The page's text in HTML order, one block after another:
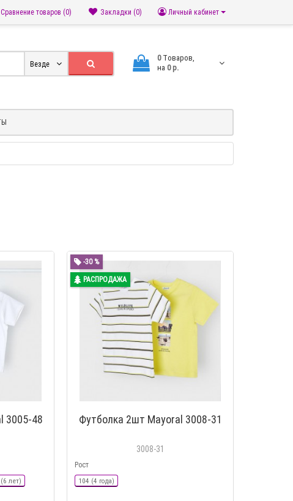
Личный кабинет
Закладки (0)
Сравнение товаров (0)
0 Tоваров,
на 0 р.
Везде
3005-48
лет)
-30 %
РАСПРОДАЖА
Футболка 2шт Mayoral 3008-31
3008-31
Рост
104 (4 года)